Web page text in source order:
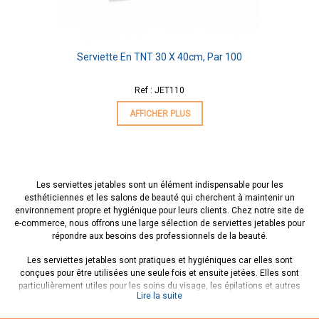
Serviette En TNT 30 X 40cm, Par 100
Ref : JET110
AFFICHER PLUS
Les serviettes jetables sont un élément indispensable pour les
esthéticiennes et les salons de beauté qui cherchent à maintenir un
environnement propre et hygiénique pour leurs clients. Chez notre site de
e-commerce, nous offrons une large sélection de serviettes jetables pour
répondre aux besoins des professionnels de la beauté.
Les serviettes jetables sont pratiques et hygiéniques car elles sont
conçues pour être utilisées une seule fois et ensuite jetées. Elles sont
particulièrement utiles pour les soins du visage, les épilations et autres
traitements de beauté. Notre gamme de serviettes jetables comprend des
Lire la suite